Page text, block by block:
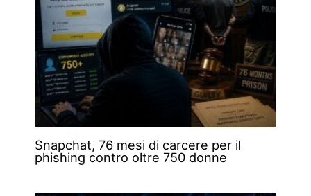
Snapchat, 76 mesi di carcere per il
phishing contro oltre 750 donne